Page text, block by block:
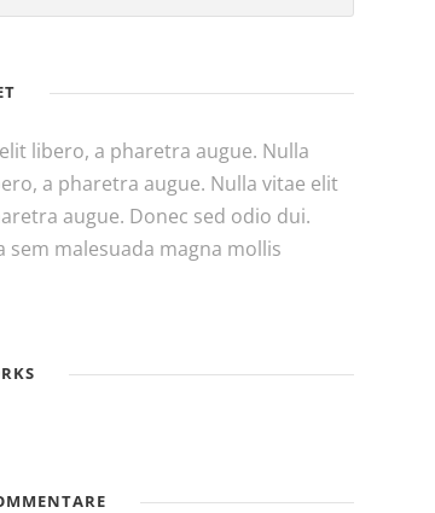
libero, a pharetra augue. Nulla
a pharetra augue. Nulla vitae elit
augue. Donec sed odio dui.
sem malesuada magna mollis